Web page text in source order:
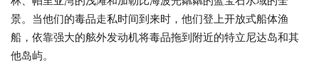
景。当他们的毒品走私时间到来时，他们登上开放式船体渔
船，依靠强大的舷外发动机将毒品拖到附近的特立尼达岛和其
他岛屿。